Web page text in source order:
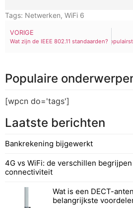
Tags: Netwerken, WiFi 6
De vijf
VORIGE
Wat zijn de IEEE 802.11 standaarden?
Populaire
[wpcn do='tags']
Laatste berichten
Bankrekening bijgewerkt
4G vs WiFi: de verschillen
connectiviteit
Wat is een DECT-
belangrijkste